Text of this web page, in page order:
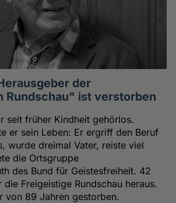
der
Rundschau" ist verstorben
seit früher Kindheit gehörlos.
er sein Leben: Er ergriff den Beruf
wurde dreimal Vater, reiste viel
die Ortsgruppe
des Bund für Geistesfreiheit. 42
Freigeistige Rundschau heraus.
von 89 Jahren gestorben.